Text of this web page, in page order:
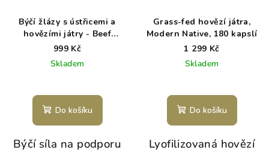
Býčí žlázy s ústřicemi a
hovězími játry - Beef
Testicals - kapsle 120 ks
999 Kč
Skladem
Do košíku
Býčí síla na podporu
Grass-fed hovězí játra,
Modern Native, 180 kapslí
1 299 Kč
Skladem
Do košíku
Lyofilizovaná hovězí